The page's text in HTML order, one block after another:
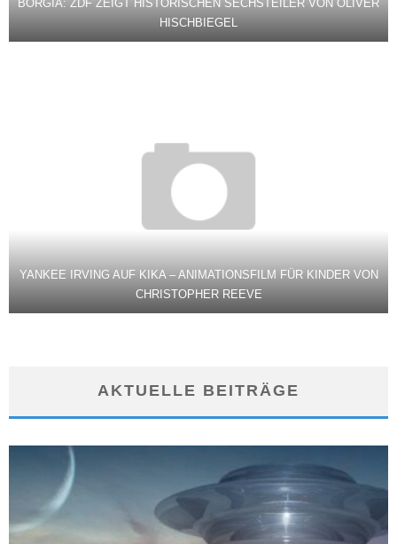
BORGIA: ZDF ZEIGT HISTORISCHEN SECHSTEILER VON OLIVER
HISCHBIEGEL
YANKEE IRVING AUF KIKA – ANIMATIONSFILM FÜR KINDER VON
CHRISTOPHER REEVE
AKTUELLE BEITRÄGE